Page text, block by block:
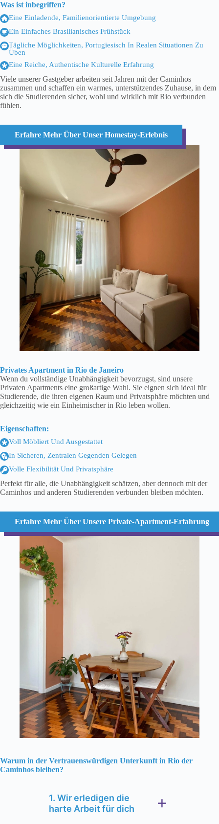
Was ist inbegriffen?
Eine Einladende, Familienorientierte Umgebung
Ein Einfaches Brasilianisches Frühstück
Tägliche Möglichkeiten, Portugiesisch In Realen Situationen Zu
Üben
Eine Reiche, Authentische Kulturelle Erfahrung
Viele unserer Gastgeber arbeiten seit Jahren mit der Caminhos
zusammen und schaffen ein warmes, unterstützendes Zuhause, in dem
sich die Studierenden sicher, wohl und wirklich mit Rio verbunden
fühlen.
Erfahre Mehr Über Unser Homestay-Erlebnis
Privates Apartment in Rio de Janeiro
Wenn du vollständige Unabhängigkeit bevorzugst, sind unsere
Privaten Apartments eine großartige Wahl. Sie eignen sich ideal für
Studierende, die ihren eigenen Raum und Privatsphäre möchten und
gleichzeitig wie ein Einheimischer in Rio leben wollen.
Eigenschaften:
Voll Möbliert Und Ausgestattet
In Sicheren, Zentralen Gegenden Gelegen
Volle Flexibilität Und Privatsphäre
Perfekt für alle, die Unabhängigkeit schätzen, aber dennoch mit der
Caminhos und anderen Studierenden verbunden bleiben möchten.
Erfahre Mehr Über Unsere Private-Apartment-Erfahrung
Warum in der Vertrauenswürdigen Unterkunft in Rio der
Caminhos bleiben?
1. Wir erledigen die
harte Arbeit für dich